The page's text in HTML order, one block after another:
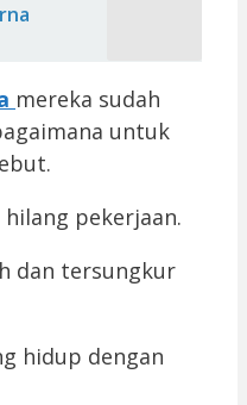
mereka sudah
untuk
pekerjaan.
dan tersungkur
hidup dengan